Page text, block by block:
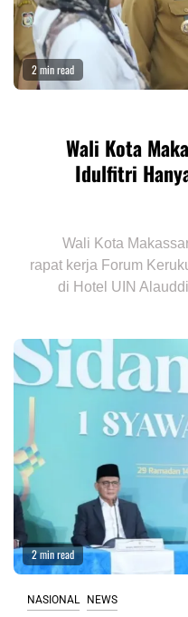
2 min read
Wali Kota
Idulfitri
Wali Kota
rapat kerja Forum
di Hotel UIN
2 min read
NASIONAL NEWS